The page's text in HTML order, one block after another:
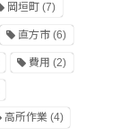
岡垣町 (7)
直方市 (6)
費用 (2)
高所作業(4)